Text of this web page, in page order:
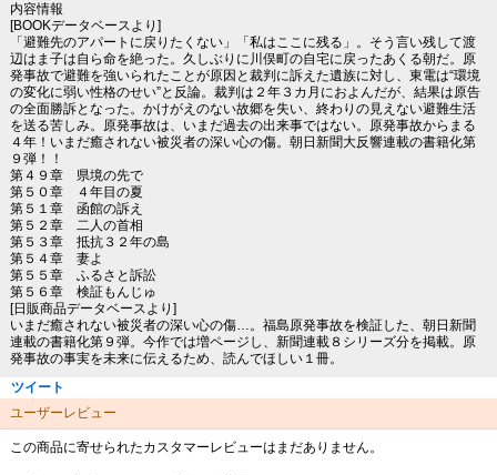
内容情報
[BOOKデータベースより]
「避難先のアパートに戻りたくない」「私はここに残る」。そう言い残して渡
辺はま子は自ら命を絶った。久しぶりに川俣町の自宅に戻ったあくる朝だ。原
発事故で避難を強いられたことが原因と裁判に訴えた遺族に対し、東電は“環境
の変化に弱い性格のせい”と反論。裁判は２年３カ月におよんだが、結果は原告
の全面勝訴となった。かけがえのない故郷を失い、終わりの見えない避難生活
を送る苦しみ。原発事故は、いまだ過去の出来事ではない。原発事故からまる
４年！いまだ癒されない被災者の深い心の傷。朝日新聞大反響連載の書籍化第
９弾！！
第４９章 県境の先で
第５０章 ４年目の夏
第５１章 函館の訴え
第５２章 二人の首相
第５３章 抵抗３２年の島
第５４章 妻よ
第５５章 ふるさと訴訟
第５６章 検証もんじゅ
[日販商品データベースより]
いまだ癒されない被災者の深い心の傷…。福島原発事故を検証した、朝日新聞
連載の書籍化第９弾。今作では増ページし、新聞連載８シリーズ分を掲載。原
発事故の事実を未来に伝えるため、読んでほしい１冊。
ツイート
ユーザーレビュー
この商品に寄せられたカスタマーレビューはまだありません。